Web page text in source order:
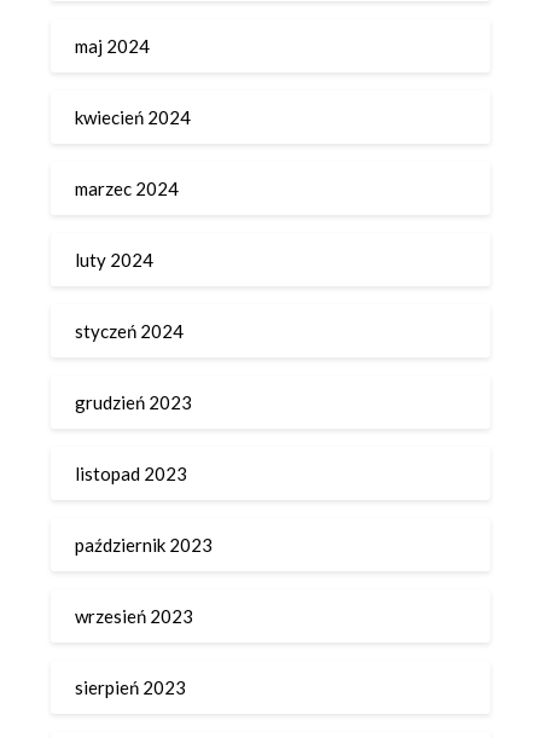
maj 2024
kwiecień 2024
marzec 2024
luty 2024
styczeń 2024
grudzień 2023
listopad 2023
październik 2023
wrzesień 2023
sierpień 2023